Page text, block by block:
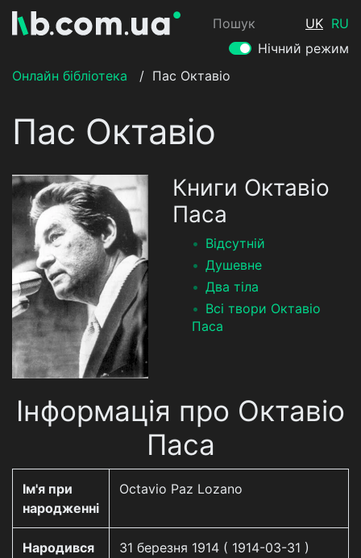
Пошук UK RU
Нічний режим
Онлайн бібліотека
/ Пас Октавіо
Пас Октавіо
Книги Октавіо
Паса
Відсутній
Душевне
Два тіла
Всі твори Октавіо
Паса
Інформація про Октавіо
Паса
Ім'я при
народженні
Octavio Paz Lozano
Народився
31 березня 1914 ( 1914-03-31 )